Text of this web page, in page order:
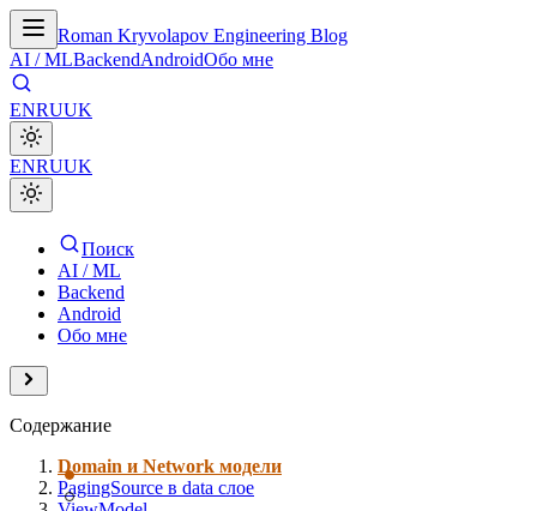
Roman Kryvolapov Engineering Blog
AI / MLBackendAndroidОбо мне
ENRUUK
ENRUUK
Поиск
AI / ML
Backend
Android
Обо мне
Содержание
Domain и Network модели
PagingSource в data слое